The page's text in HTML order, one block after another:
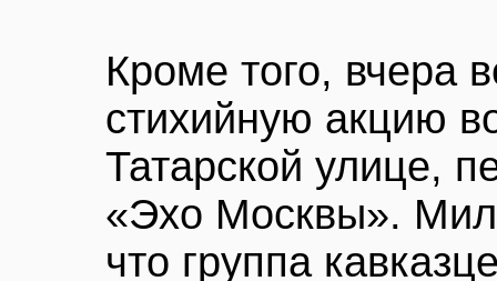
Кроме того,
стихийную акцию
Татарской улице,
«Эхо Москвы».
что группа